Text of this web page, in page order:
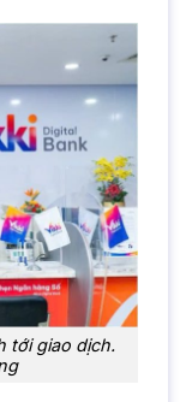
tới giao dịch.